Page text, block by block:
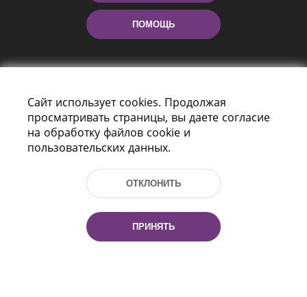
ПОМОЩЬ
Пр-т Независимости 116
г. Минск, Республика Беларусь, 220114
Тел.: (+375 17) 368 37 37, Факс: (+375 17)
Эл. почта: inbox@nlb.by
Сайт использует cookies. Продолжая
просматривать страницы, вы даете согласие
на обработку файлов cookie и
пользовательских данных.
ОТКЛОНИТЬ
ПРИНЯТЬ